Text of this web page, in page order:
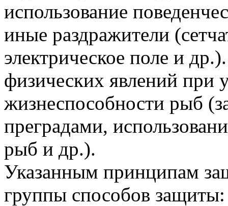
использование
иные раздражители
электрическое поле и
физических явлений при
жизнеспособности рыб
преградами,
рыб и др.).
Указанным принципам
группы способов защиты: